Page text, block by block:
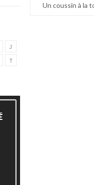
J
T
Un coussin à la